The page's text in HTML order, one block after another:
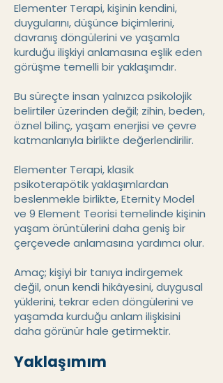
Elementer Terapi, kişinin kendini,
duygularını, düşünce biçimlerini,
davranış döngülerini ve yaşamla
kurduğu ilişkiyi anlamasına eşlik eden
görüşme temelli bir yaklaşımdır.
Bu süreçte insan yalnızca psikolojik
belirtiler üzerinden değil; zihin, beden,
öznel bilinç, yaşam enerjisi ve çevre
katmanlarıyla birlikte değerlendirilir.
Elementer Terapi, klasik
psikoterapötik yaklaşımlardan
beslenmekle birlikte, Eternity Model
ve 9 Element Teorisi temelinde kişinin
yaşam örüntülerini daha geniş bir
çerçevede anlamasına yardımcı olur.
Amaç; kişiyi bir tanıya indirgemek
değil, onun kendi hikâyesini, duygusal
yüklerini, tekrar eden döngülerini ve
yaşamda kurduğu anlam ilişkisini
daha görünür hale getirmektir.
Yaklaşımım